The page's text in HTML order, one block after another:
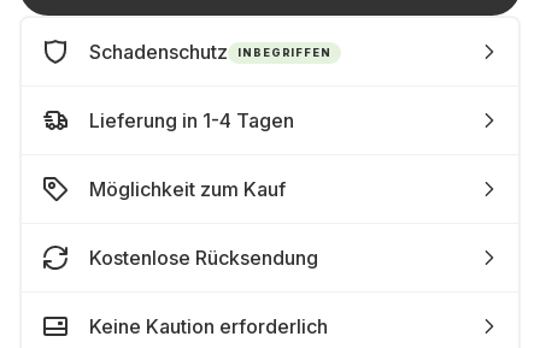
Schadenschutz INBEGRIFFEN
Lieferung in 1-4 Tagen
Möglichkeit zum Kauf
Kostenlose Rücksendung
Keine Kaution erforderlich